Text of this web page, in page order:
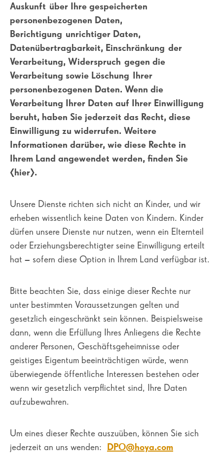
Auskunft über Ihre gespeicherten
personenbezogenen Daten,
Berichtigung unrichtiger Daten,
Datenübertragbarkeit, Einschränkung der
Verarbeitung, Widerspruch gegen die
Verarbeitung sowie Löschung Ihrer
personenbezogenen Daten. Wenn die
Verarbeitung Ihrer Daten auf Ihrer Einwilligung
beruht, haben Sie jederzeit das Recht, diese
Einwilligung zu widerrufen. Weitere
Informationen darüber, wie diese Rechte in
Ihrem Land angewendet werden, finden Sie
[hier].
Unsere Dienste richten sich nicht an Kinder, und wir
erheben wissentlich keine Daten von Kindern. Kinder
dürfen unsere Dienste nur nutzen, wenn ein Elternteil
oder Erziehungsberechtigter seine Einwilligung erteilt
hat – sofern diese Option in Ihrem Land verfügbar ist.
Bitte beachten Sie, dass einige dieser Rechte nur
unter bestimmten Voraussetzungen gelten und
gesetzlich eingeschränkt sein können. Beispielsweise
dann, wenn die Erfüllung Ihres Anliegens die Rechte
anderer Personen, Geschäftsgeheimnisse oder
geistiges Eigentum beeinträchtigen würde, wenn
überwiegende öffentliche Interessen bestehen oder
wenn wir gesetzlich verpflichtet sind, Ihre Daten
aufzubewahren.
Um eines dieser Rechte auszuüben, können Sie sich
jederzeit an uns wenden: DPO@hoya.com